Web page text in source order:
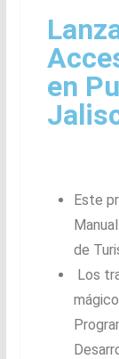
en
Este
de
Los